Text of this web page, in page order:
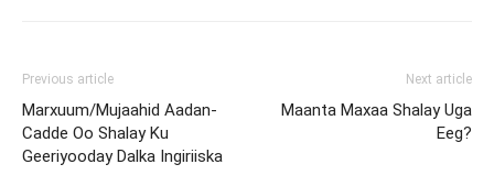
Previous article
Marxuum/Mujaahid Aadan-
Cadde Oo Shalay Ku
Geeriyooday Dalka Ingiriiska
Next article
Maanta Maxaa Shalay Uga
Eeg?